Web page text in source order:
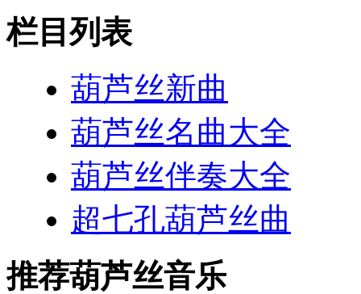
栏目列表
葫芦丝新曲
葫芦丝名曲大全
葫芦丝伴奏大全
超七孔葫芦丝曲
推荐葫芦丝音乐